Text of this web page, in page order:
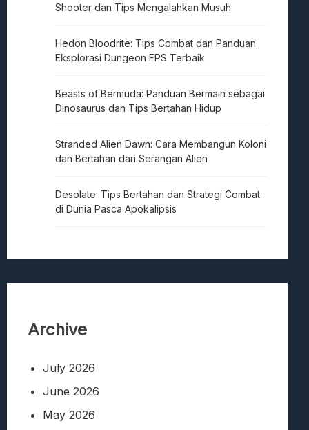
Shooter dan Tips Mengalahkan Musuh
Hedon Bloodrite: Tips Combat dan Panduan
Eksplorasi Dungeon FPS Terbaik
Beasts of Bermuda: Panduan Bermain sebagai
Dinosaurus dan Tips Bertahan Hidup
Stranded Alien Dawn: Cara Membangun Koloni
dan Bertahan dari Serangan Alien
Desolate: Tips Bertahan dan Strategi Combat
di Dunia Pasca Apokalipsis
Archive
July 2026
June 2026
May 2026